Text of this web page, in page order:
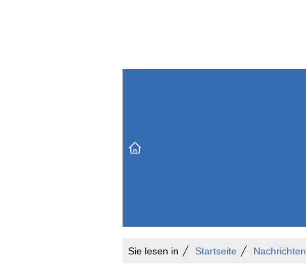
Sie lesen in Startseite Nachrichten